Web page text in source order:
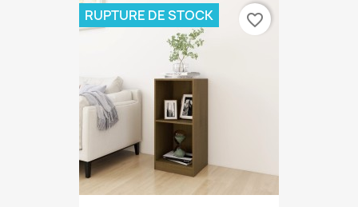
RUPTURE DE STOCK favorite_border